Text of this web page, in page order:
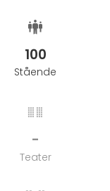
100
Stående
-
Teater